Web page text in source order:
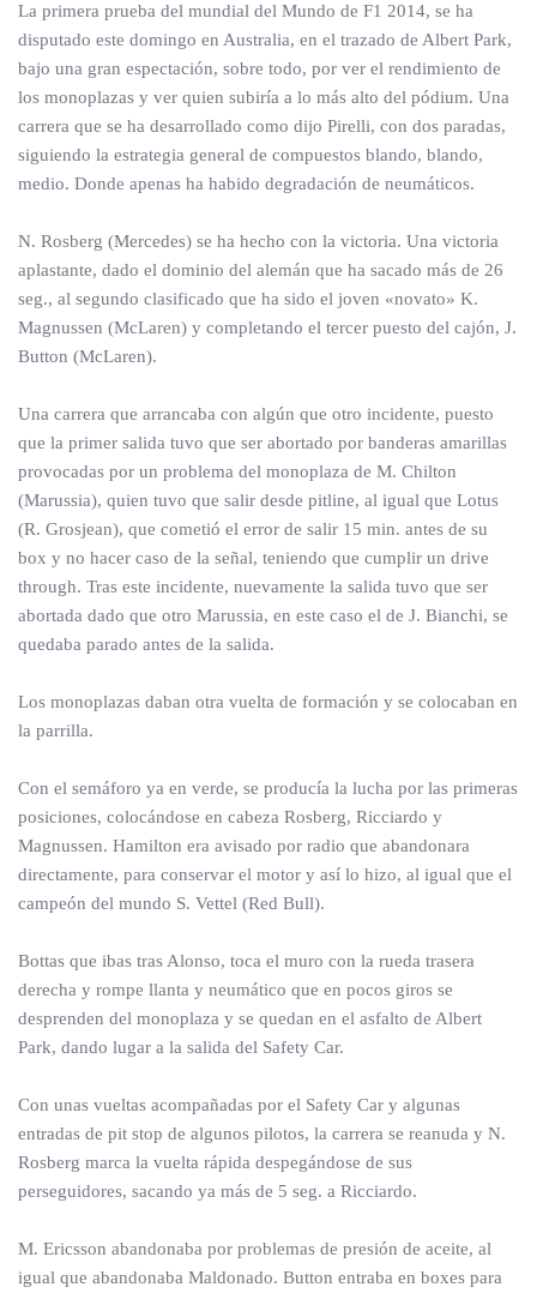
La primera prueba del mundial del Mundo de F1 2014, se ha
disputado este domingo en Australia, en el trazado de Albert Park,
bajo una gran espectación, sobre todo, por ver el rendimiento de
los monoplazas y ver quien subiría a lo más alto del pódium. Una
carrera que se ha desarrollado como dijo Pirelli, con dos paradas,
siguiendo la estrategia general de compuestos blando, blando,
medio. Donde apenas ha habido degradación de neumáticos.
N. Rosberg (Mercedes) se ha hecho con la victoria. Una victoria
aplastante, dado el dominio del alemán que ha sacado más de 26
seg., al segundo clasificado que ha sido el joven «novato» K.
Magnussen (McLaren) y completando el tercer puesto del cajón, J.
Button (McLaren).
Una carrera que arrancaba con algún que otro incidente, puesto
que la primer salida tuvo que ser abortado por banderas amarillas
provocadas por un problema del monoplaza de M. Chilton
(Marussia), quien tuvo que salir desde pitline, al igual que Lotus
(R. Grosjean), que cometió el error de salir 15 min. antes de su
box y no hacer caso de la señal, teniendo que cumplir un drive
through. Tras este incidente, nuevamente la salida tuvo que ser
abortada dado que otro Marussia, en este caso el de J. Bianchi, se
quedaba parado antes de la salida.
Los monoplazas daban otra vuelta de formación y se colocaban en
la parrilla.
Con el semáforo ya en verde, se producía la lucha por las primeras
posiciones, colocándose en cabeza Rosberg, Ricciardo y
Magnussen. Hamilton era avisado por radio que abandonara
directamente, para conservar el motor y así lo hizo, al igual que el
campeón del mundo S. Vettel (Red Bull).
Bottas que ibas tras Alonso, toca el muro con la rueda trasera
derecha y rompe llanta y neumático que en pocos giros se
desprenden del monoplaza y se quedan en el asfalto de Albert
Park, dando lugar a la salida del Safety Car.
Con unas vueltas acompañadas por el Safety Car y algunas
entradas de pit stop de algunos pilotos, la carrera se reanuda y N.
Rosberg marca la vuelta rápida despegándose de sus
perseguidores, sacando ya más de 5 seg. a Ricciardo.
M. Ericsson abandonaba por problemas de presión de aceite, al
igual que abandonaba Maldonado. Button entraba en boxes para